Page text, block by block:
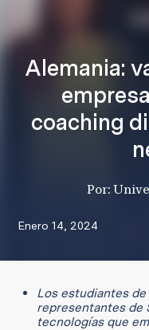
Alemania:
coaching
Por:
Enero 14, 2024
Los estudiantes
representantes de
tecnologías que